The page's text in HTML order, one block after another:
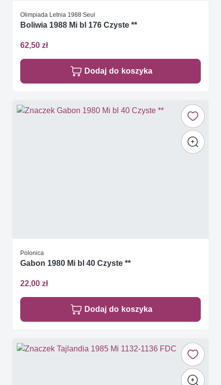
Olimpiada Letnia 1988 Seul
Boliwia 1988 Mi bl 176 Czyste **
62,50 zł
Dodaj do koszyka
Polonica
Gabon 1980 Mi bl 40 Czyste **
22,00 zł
Dodaj do koszyka